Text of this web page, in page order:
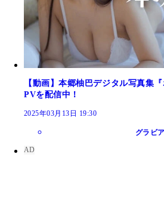
【動画】本郷柚巴デジタル写真集
PVを配信中！
2025年03月13日 19:30
グラビ